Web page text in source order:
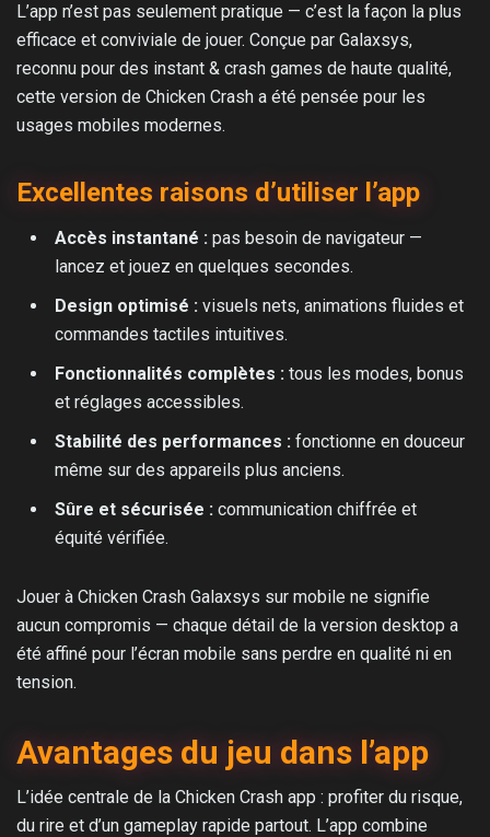
L’app n’est pas seulement pratique — c’est la façon la plus
efficace et conviviale de jouer. Conçue par Galaxsys,
reconnu pour des instant & crash games de haute qualité,
cette version de Chicken Crash a été pensée pour les
usages mobiles modernes.
Excellentes raisons d’utiliser l’app
Accès instantané : pas besoin de navigateur —
lancez et jouez en quelques secondes.
Design optimisé : visuels nets, animations fluides et
commandes tactiles intuitives.
Fonctionnalités complètes : tous les modes, bonus
et réglages accessibles.
Stabilité des performances : fonctionne en douceur
même sur des appareils plus anciens.
Sûre et sécurisée : communication chiffrée et
équité vérifiée.
Jouer à Chicken Crash Galaxsys sur mobile ne signifie
aucun compromis — chaque détail de la version desktop a
été affiné pour l’écran mobile sans perdre en qualité ni en
tension.
Avantages du jeu dans l’app
L’idée centrale de la Chicken Crash app : profiter du risque,
du rire et d’un gameplay rapide partout. L’app combine